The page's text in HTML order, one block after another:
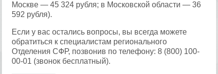
Москве — 45 324 рубля; в Московской области — 36
592 рубля).
Если у вас остались вопросы, вы всегда можете
обратиться к специалистам регионального
Отделения СФР, позвонив по телефону: 8 (800) 100-
00-01 (звонок бесплатный).